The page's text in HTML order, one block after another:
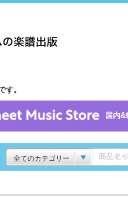
す。
国内&
全てのカテゴリー